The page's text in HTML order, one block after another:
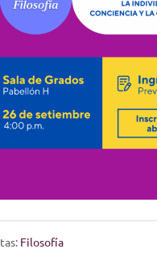
Filosofía